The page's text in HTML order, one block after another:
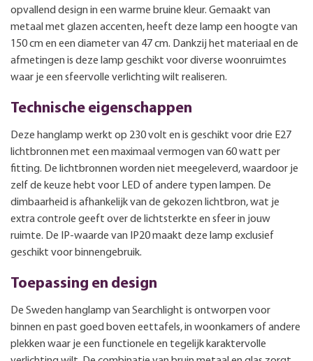
opvallend design in een warme bruine kleur. Gemaakt van
metaal met glazen accenten, heeft deze lamp een hoogte van
150 cm en een diameter van 47 cm. Dankzij het materiaal en de
afmetingen is deze lamp geschikt voor diverse woonruimtes
waar je een sfeervolle verlichting wilt realiseren.
Technische eigenschappen
Deze hanglamp werkt op 230 volt en is geschikt voor drie E27
lichtbronnen met een maximaal vermogen van 60 watt per
fitting. De lichtbronnen worden niet meegeleverd, waardoor je
zelf de keuze hebt voor LED of andere typen lampen. De
dimbaarheid is afhankelijk van de gekozen lichtbron, wat je
extra controle geeft over de lichtsterkte en sfeer in jouw
ruimte. De IP-waarde van IP20 maakt deze lamp exclusief
geschikt voor binnengebruik.
Toepassing en design
De Sweden hanglamp van Searchlight is ontworpen voor
binnen en past goed boven eettafels, in woonkamers of andere
plekken waar je een functionele en tegelijk karaktervolle